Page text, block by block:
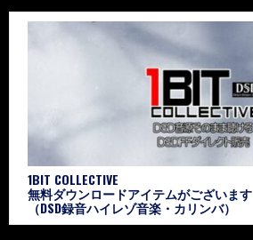
1BIT COLLECTIVE
無料ダウンロードアイテムがございます
（DSD録音ハイレゾ音楽・カリンバ）